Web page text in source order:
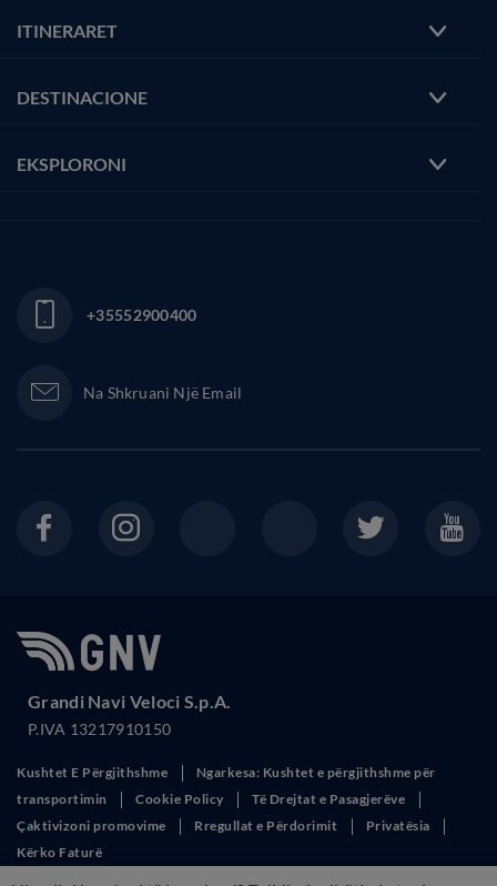
ITINERARET
DESTINACIONE
EKSPLORONI
+35552900400
Grandi Navi Veloci S.p.A.
P.IVA 13217910150
Kushtet E Përgjithshme
Ngarkesa: Kushtet e përgjithshme për